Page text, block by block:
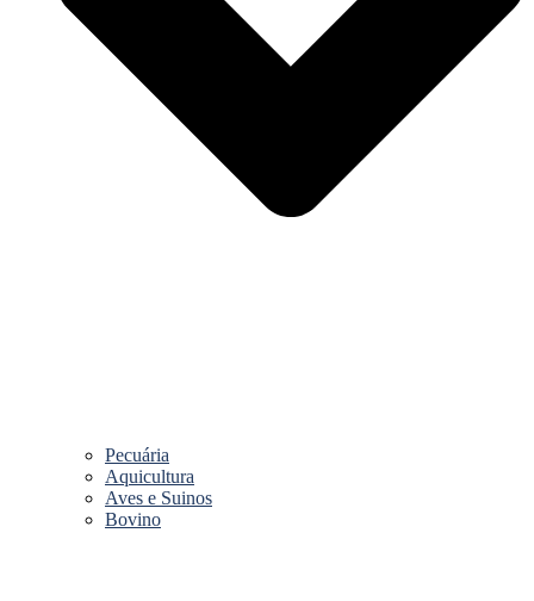
Pecuária
Aquicultura
Aves e Suinos
Bovino